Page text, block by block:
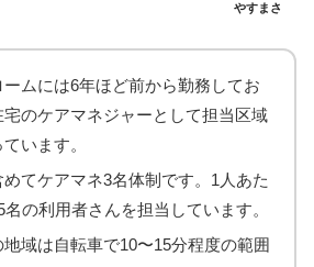
やすまさ
ームには6年ほど前から勤務してお
宅のケアマネジャーとして担当区域
います。
めてケアマネ3名体制です。1人あた
名の利用者さんを担当しています。
地域は自転車で10〜15分程度の範囲